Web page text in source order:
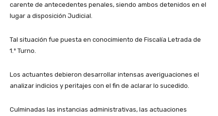
carente de antecedentes penales, siendo ambos detenidos en el
lugar a disposición Judicial.
Tal situación fue puesta en conocimiento de Fiscalía Letrada de
1.º Turno.
Los actuantes debieron desarrollar intensas averiguaciones el
analizar indicios y peritajes con el fin de aclarar lo sucedido.
Culminadas las instancias administrativas, las actuaciones